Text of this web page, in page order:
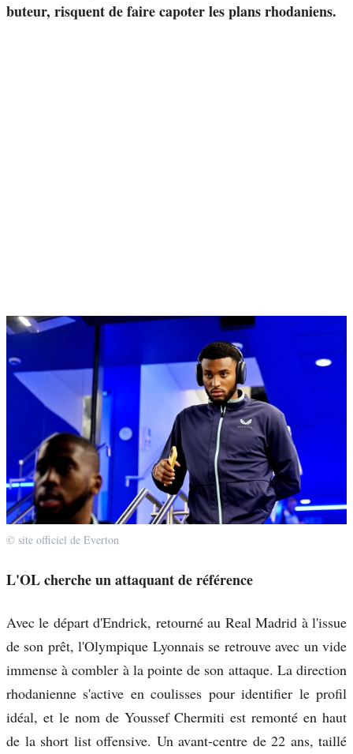
buteur, risquent de faire capoter les plans rhodaniens.
© site officiel de Everton
L'OL cherche un attaquant de référence
Avec le départ d'Endrick, retourné au Real Madrid à l'issue
de son prêt, l'Olympique Lyonnais se retrouve avec un vide
immense à combler à la pointe de son attaque. La direction
rhodanienne s'active en coulisses pour identifier le profil
idéal, et le nom de Youssef Chermiti est remonté en haut
de la short list offensive. Un avant-centre de 22 ans, taillé